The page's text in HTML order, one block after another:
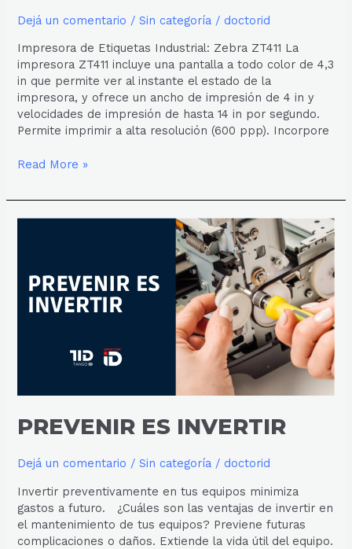
Dejá un comentario /Sin categoría / doctorid
Impresora de Etiquetas Industrial: Zebra ZT411 La
impresora ZT411 incluye una pantalla a todo color de 4,3
in que permite ver al instante el estado de la
impresora, y ofrece un ancho de impresión de 4 in y
velocidades de impresión de hasta 14 in por segundo.
Permite imprimir a alta resolución (600 ppp). Incorpore
Read More »
PREVENIR ES INVERTIR
Dejá un comentario /Sin categoría / doctorid
Invertir preventivamente en tus equipos minimiza
gastos a futuro. ¿Cuáles son las ventajas de invertir en
el mantenimiento de tus equipos? Previene futuras
complicaciones o daños. Extiende la vida útil del equipo.